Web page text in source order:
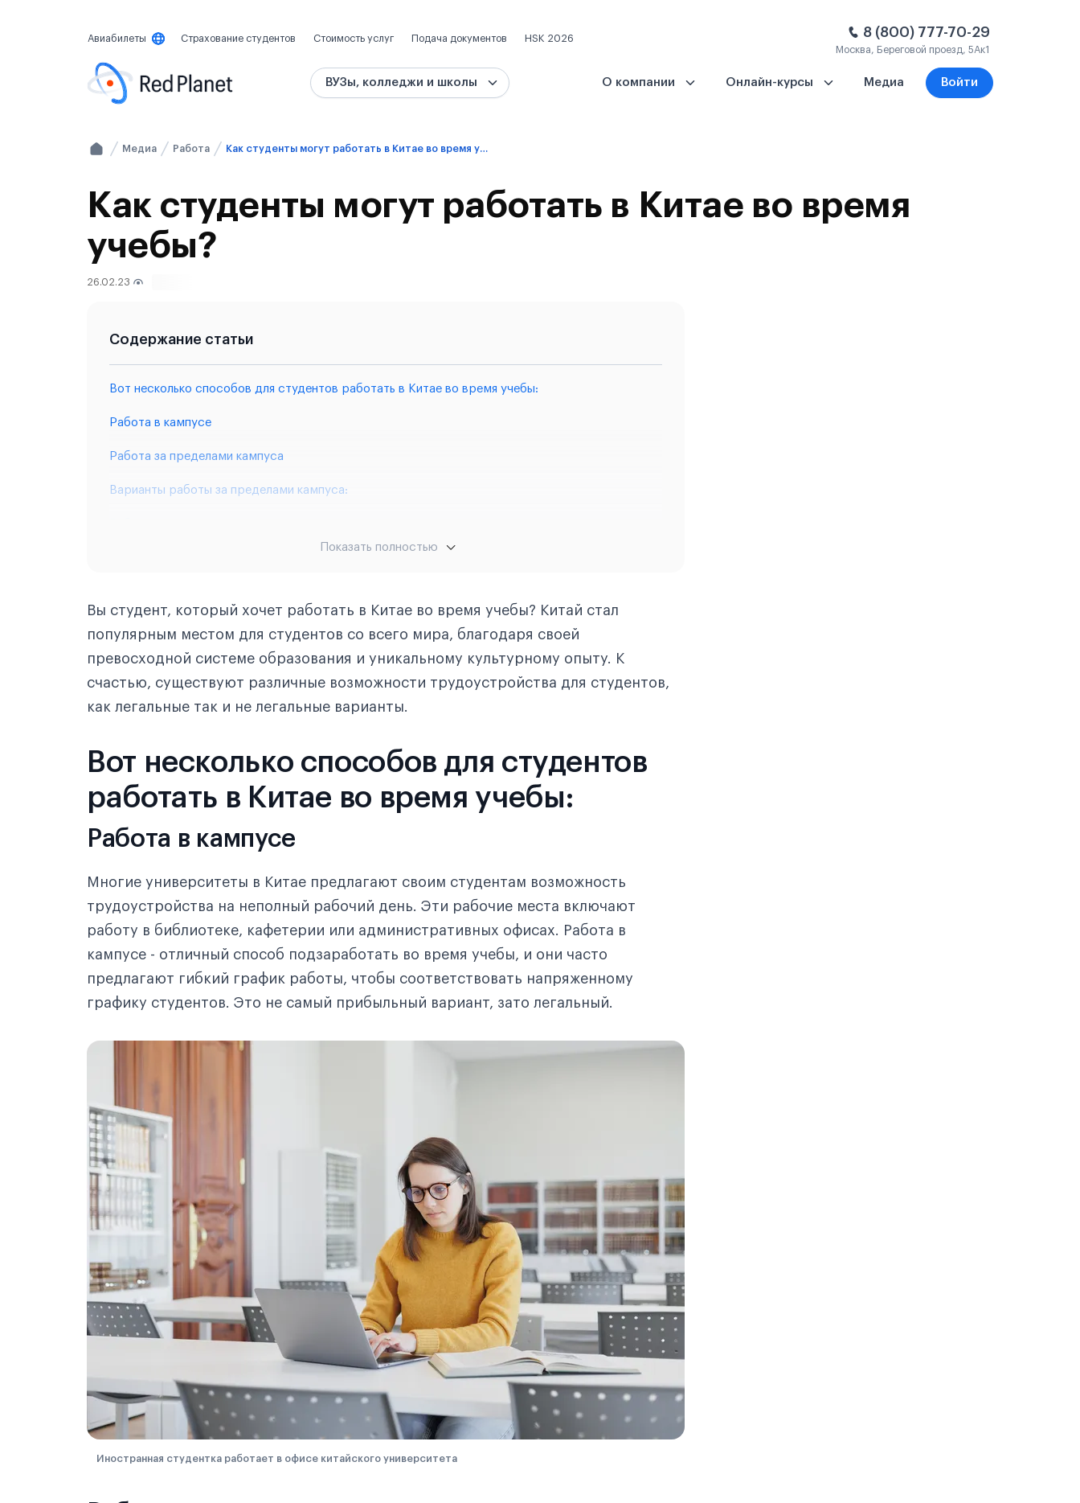
Авиабилеты Страхование студентов Стоимость услуг Подача документов HSK 2026 8 (800) 777-70-29
Москва, Береговой проезд, 5Ак1
ВУЗы, колледжи и школы О компании Онлайн-курсы Медиа Войти
Медиа Работа Как студенты могут работать в Китае во время учебы?
Как студенты могут работать в Китае во время
учебы?
26.02.23
Содержание статьи
Вот несколько способов для студентов работать в Китае во время учебы:
Работа в кампусе
Работа за пределами кампуса
Варианты работы за пределами кампуса:
Работа в барах и ночных клубах
Показать полностью
Вы студент, который хочет работать в Китае во время учебы? Китай стал
популярным местом для студентов со всего мира, благодаря своей
превосходной системе образования и уникальному культурному опыту. К
счастью, существуют различные возможности трудоустройства для студентов,
как легальные так и не легальные варианты.
Вот несколько способов для студентов
работать в Китае во время учебы:
Работа в кампусе
Многие университеты в Китае предлагают своим студентам возможность
трудоустройства на неполный рабочий день. Эти рабочие места включают
работу в библиотеке, кафетерии или административных офисах. Работа в
кампусе - отличный способ подзаработать во время учебы, и они часто
предлагают гибкий график работы, чтобы соответствовать напряженному
графику студентов. Это не самый прибыльный вариант, зато легальный.
Иностранная студентка работает в офисе китайского университета